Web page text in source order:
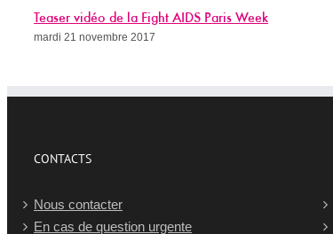
Appel à dons 2017
dimanche 19 novembre 2017
CONTACTS
Nous contacter
En cas de question urgente